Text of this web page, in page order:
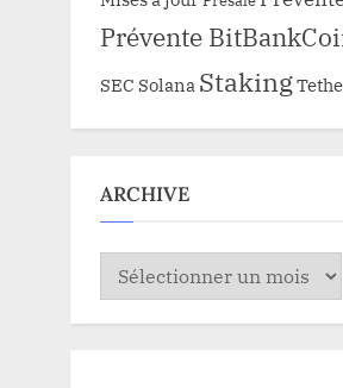
Prévente
SEC Solana Staking
ARCHIVE
ARCHIVE